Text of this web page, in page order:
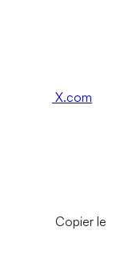
X.com
Copier le